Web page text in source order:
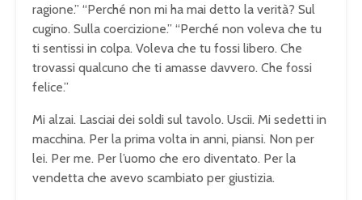
ragione.” “Perché non mi ha mai detto la verità? Sul
cugino. Sulla coercizione.” “Perché non voleva che tu
ti sentissi in colpa. Voleva che tu fossi libero. Che
trovassi qualcuno che ti amasse davvero. Che fossi
felice.”
Mi alzai. Lasciai dei soldi sul tavolo. Uscii. Mi sedetti in
macchina. Per la prima volta in anni, piansi. Non per
lei. Per me. Per l’uomo che ero diventato. Per la
vendetta che avevo scambiato per giustizia.